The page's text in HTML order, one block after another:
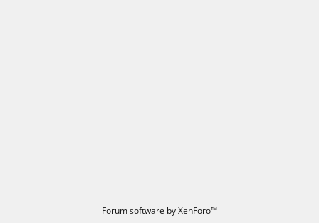
Forum software by XenForo™